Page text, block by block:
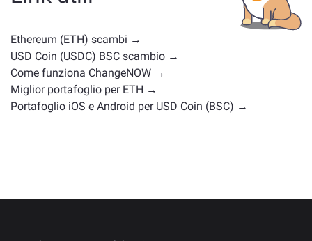
pagina principale di
scambio .
Ethereum (ETH) scambi →
USD Coin (USDC) BSC scambio →
Come funziona ChangeNOW →
Miglior portafoglio per ETH →
Portafoglio iOS e Android per USD Coin (BSC) →